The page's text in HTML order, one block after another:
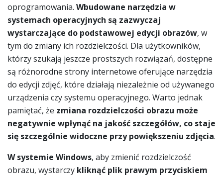
oprogramowania. Wbudowane narzędzia w
systemach operacyjnych są zazwyczaj
wystarczające do podstawowej edycji obrazów, w
tym do zmiany ich rozdzielczości. Dla użytkowników,
którzy szukają jeszcze prostszych rozwiązań, dostępne
są różnorodne strony internetowe oferujące narzędzia
do edycji zdjęć, które działają niezależnie od używanego
urządzenia czy systemu operacyjnego. Warto jednak
pamiętać, że zmiana rozdzielczości obrazu może
negatywnie wpłynąć na jakość szczegółów, co staje
się szczególnie widoczne przy powiększeniu zdjęcia.
W systemie Windows, aby zmienić rozdzielczość
obrazu, wystarczy kliknąć plik prawym przyciskiem